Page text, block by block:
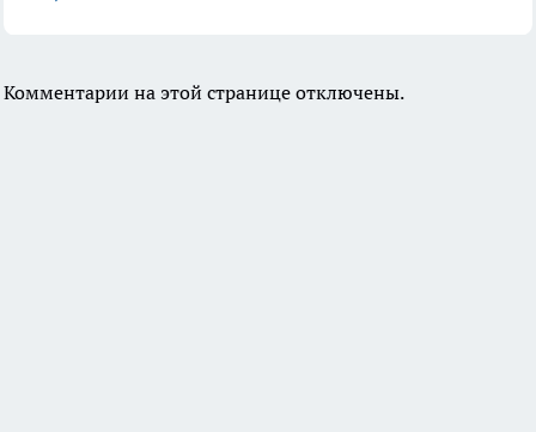
Комментарии на этой странице отключены.